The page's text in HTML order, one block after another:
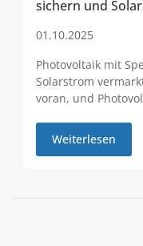
sichern und
01.10.2025
Photovoltaik mit
Solarstrom
voran, und
Weiterlesen